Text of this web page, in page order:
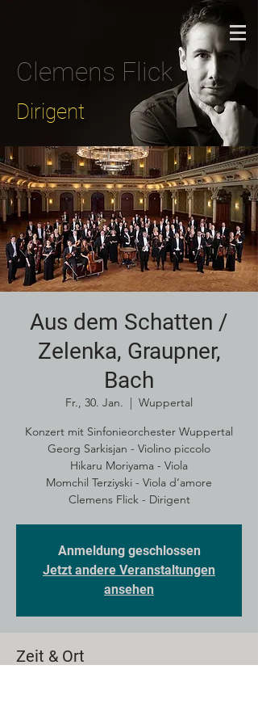
Clemens Flick
Dirigent
Aus dem Schatten /
Zelenka, Graupner,
Bach
Fr., 30. Jan.
  |
Wuppertal
Konzert mit Sinfonieorchester Wuppertal
Georg Sarkisjan - Violino piccolo
Hikaru Moriyama - Viola
Momchil Terziyski - Viola d‘amore
Clemens Flick - Dirigent
Anmeldung geschlossen
Jetzt andere Veranstaltungen
ansehen
Zeit & Ort